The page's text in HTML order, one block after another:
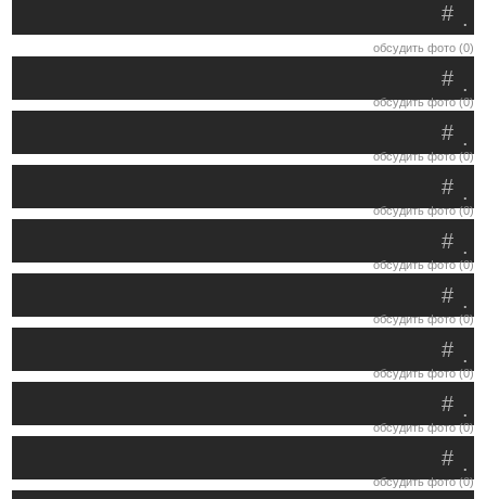
.
#
обсудить фото (0)
.
#
обсудить фото (0)
.
#
обсудить фото (0)
.
#
обсудить фото (0)
.
#
обсудить фото (0)
.
#
обсудить фото (0)
.
#
обсудить фото (0)
.
#
обсудить фото (0)
.
#
обсудить фото (0)